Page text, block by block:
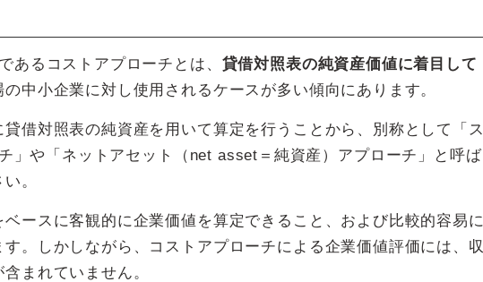
あるコストアプローチとは、 貸借対照表の純資産価値に着目して
の中小企業に対し使用されるケースが多い傾向にあります。
借対照表の純資産を用いて算定を行うことから、別称として「ス
」や「ネットアセット（net asset＝純資産）アプローチ」と呼ば
。
ースに客観的に企業価値を算定できること、および比較的容易に
。しかしながら、コストアプローチによる企業価値評価には、収
まれていません。